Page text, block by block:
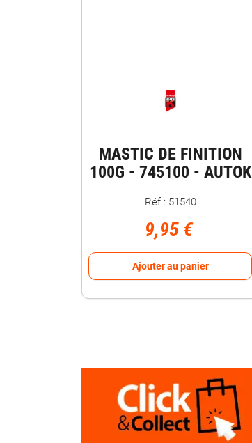
MASTIC DE FINITION
100G - 745100 - AUTOK
Réf : 51540
9,95 €
Ajouter au panier